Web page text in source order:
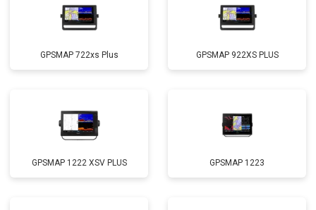
GPSMAP 722xs Plus GPSMAP 922XS PLUS
GPSMAP 1222 XSV PLUS GPSMAP 1223